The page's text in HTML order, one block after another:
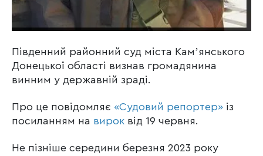
Південний районний суд міста Камʼянського
Донецької області визнав громадянина
винним у державній зраді.
Про це повідомляє «Судовий репортер» із
посиланням на вирок від 19 червня.
Не пізніше середини березня 2023 року